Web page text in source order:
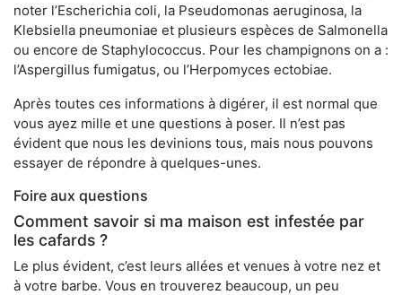
noter l’Escherichia coli, la Pseudomonas aeruginosa, la
Klebsiella pneumoniae et plusieurs espèces de Salmonella
ou encore de Staphylococcus. Pour les champignons on a :
l’Aspergillus fumigatus, ou l’Herpomyces ectobiae.
Après toutes ces informations à digérer, il est normal que
vous ayez mille et une questions à poser. Il n’est pas
évident que nous les devinions tous, mais nous pouvons
essayer de répondre à quelques-unes.
Foire aux questions
Comment savoir si ma maison est infestée par
les cafards ?
Le plus évident, c’est leurs allées et venues à votre nez et
à votre barbe. Vous en trouverez beaucoup, un peu